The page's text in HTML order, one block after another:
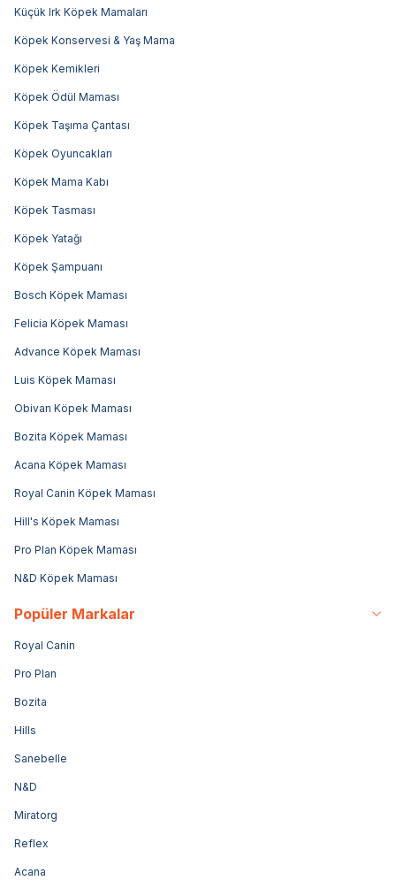
Küçük Irk Köpek Mamaları
Köpek Konservesi & Yaş Mama
Köpek Kemikleri
Köpek Ödül Maması
Köpek Taşıma Çantası
Köpek Oyuncakları
Köpek Mama Kabı
Köpek Tasması
Köpek Yatağı
Köpek Şampuanı
Bosch Köpek Maması
Felicia Köpek Maması
Advance Köpek Maması
Luis Köpek Maması
Obivan Köpek Maması
Bozita Köpek Maması
Acana Köpek Maması
Royal Canin Köpek Maması
Hill's Köpek Maması
Pro Plan Köpek Maması
N&D Köpek Maması
Popüler Markalar
Royal Canin
Pro Plan
Bozita
Hills
Sanebelle
N&D
Miratorg
Reflex
Acana